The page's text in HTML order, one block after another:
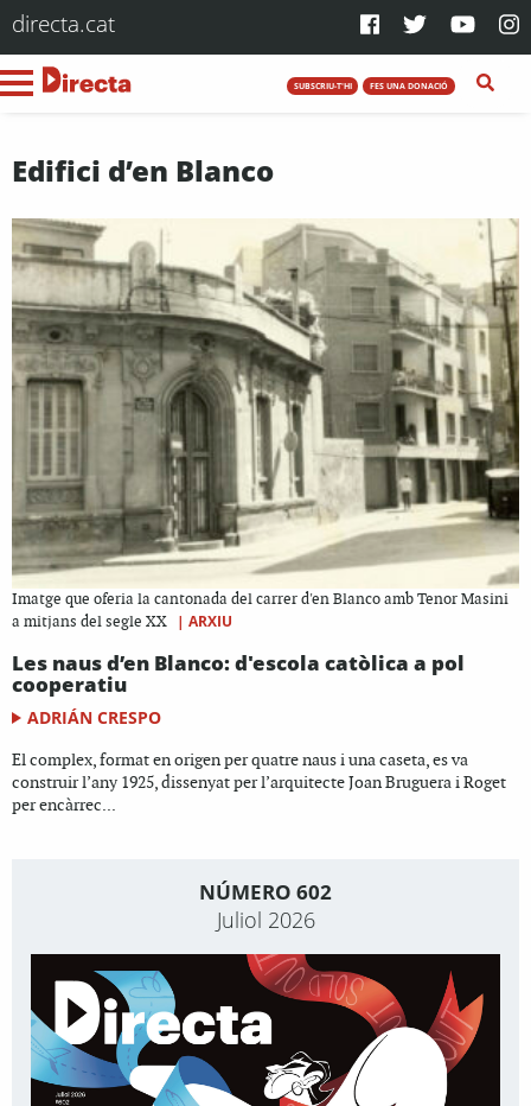
directa.cat
SUBSCRIU-T'HI FES UNA DONACIÓ
Edifici d’en Blanco
Imatge que oferia la cantonada del carrer d'en Blanco amb Tenor Masini
a mitjans del segle XX
| ARXIU
Les naus d’en Blanco: d'escola catòlica a pol
cooperatiu
ADRIÁN CRESPO
El complex, format en origen per quatre naus i una caseta, es va
construir l’any 1925, dissenyat per l’arquitecte Joan Bruguera i Roget
per encàrrec...
NÚMERO 602
Juliol 2026